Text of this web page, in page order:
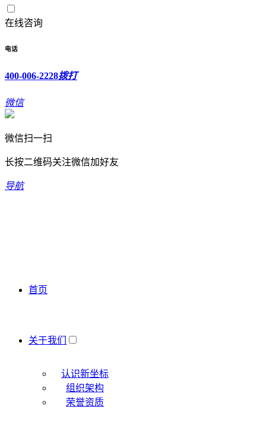
在线咨询
电话
400-006-2228拨打
微信
微信扫一扫
长按二维码关注微信加好友
导航
首页
关于我们
认识新坐标
组织架构
荣誉资质